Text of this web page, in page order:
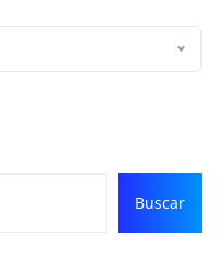
Buscar